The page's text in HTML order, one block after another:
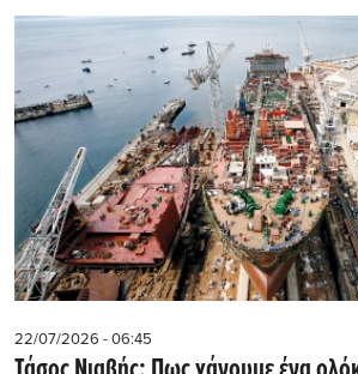
22/07/2026 - 06:45